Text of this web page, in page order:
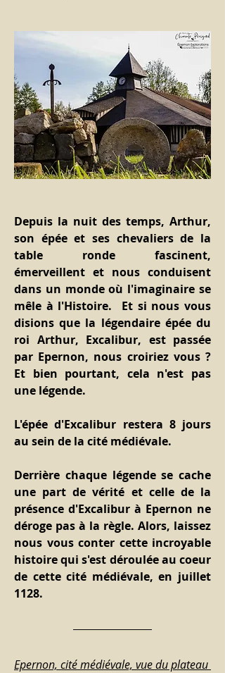
Depuis la nuit des temps, Arthur,
son épée et ses chevaliers de la
table ronde fascinent,
émerveillent et nous conduisent
dans un monde où l'imaginaire se
mêle à l'Histoire.  Et si nous vous
disions que la légendaire épée du
roi Arthur, Excalibur, est passée
par Epernon, nous croiriez vous ?
Et bien pourtant, cela n'est pas
une légende.
L'épée d'Excalibur restera 8 jours
au sein de la cité médiévale.
Derrière chaque légende se cache
une part de vérité et celle de la
présence d'Excalibur à Epernon ne
déroge pas à la règle. Alors, laissez
nous vous conter cette incroyable
histoire qui s'est déroulée au coeur
de cette cité médiévale, en juillet
1128.
Epernon, cité médiévale, vue du plateau